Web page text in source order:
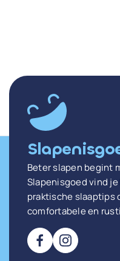
Beter slapen begint
Slapenisgoed vind
praktische slaaptips
comfortabele en